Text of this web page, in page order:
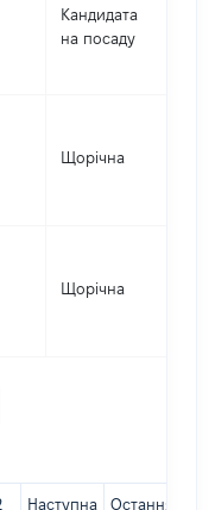
Кандидата
на посаду
Щорічна
Щорічна
Наступна Остання